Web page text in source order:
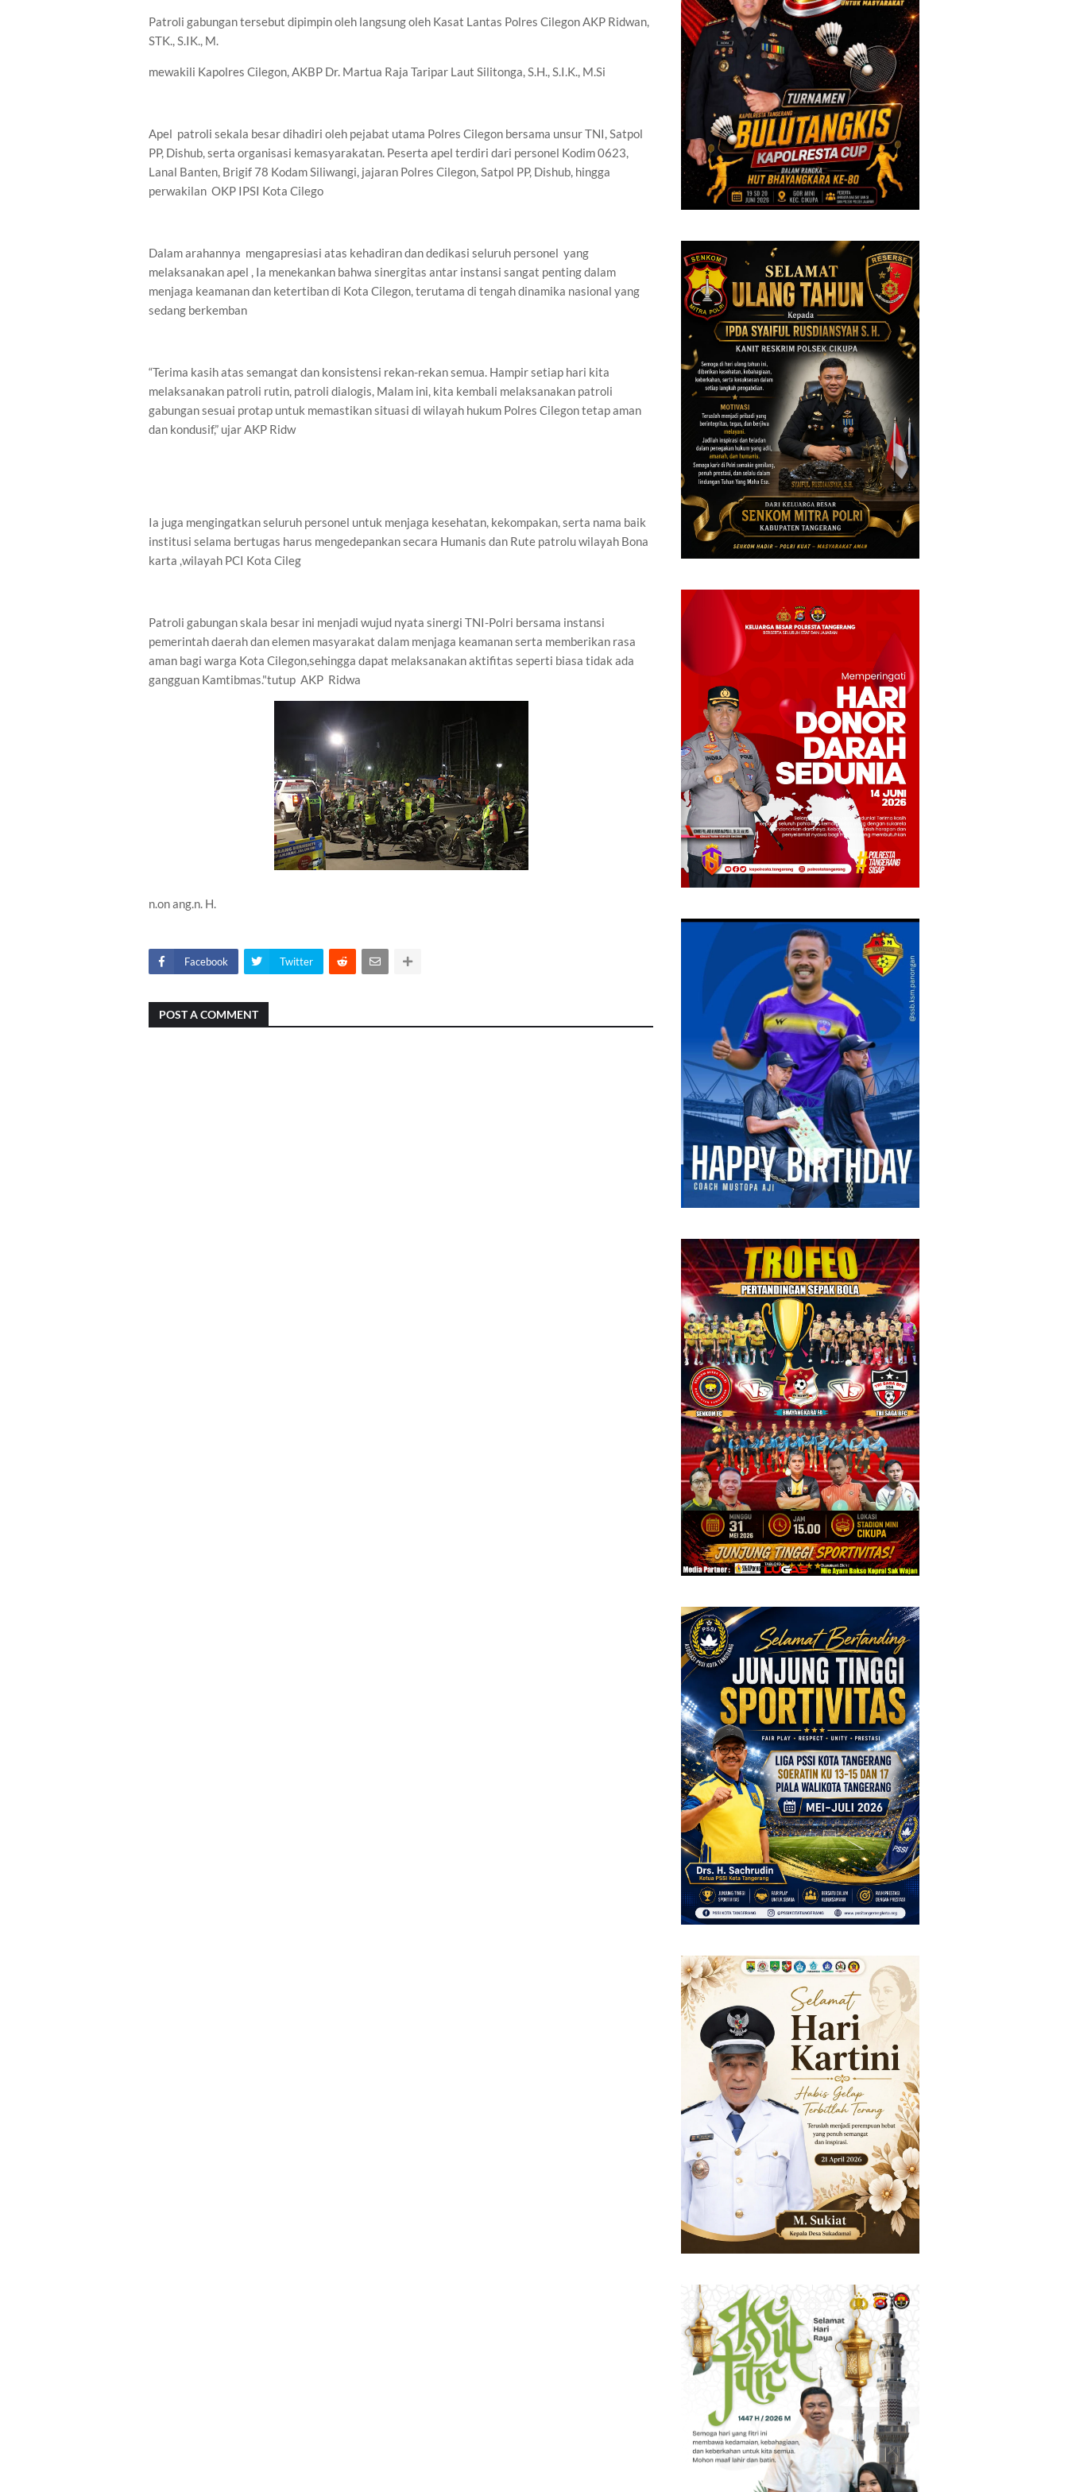
Patroli gabungan tersebut dipimpin oleh langsung oleh Kasat Lantas Polres Cilegon AKP Ridwan,
STK., S.IK., M.
mewakili Kapolres Cilegon, AKBP Dr. Martua Raja Taripar Laut Silitonga, S.H., S.I.K., M.Si
Apel patroli sekala besar dihadiri oleh pejabat utama Polres Cilegon bersama unsur TNI, Satpol
PP, Dishub, serta organisasi kemasyarakatan. Peserta apel terdiri dari personel Kodim 0623,
Lanal Banten, Brigif 78 Kodam Siliwangi, jajaran Polres Cilegon, Satpol PP, Dishub, hingga
perwakilan OKP IPSI Kota Cilego
Dalam arahannya mengapresiasi atas kehadiran dan dedikasi seluruh personel yang
melaksanakan apel , Ia menekankan bahwa sinergitas antar instansi sangat penting dalam
menjaga keamanan dan ketertiban di Kota Cilegon, terutama di tengah dinamika nasional yang
sedang berkemban
“Terima kasih atas semangat dan konsistensi rekan-rekan semua. Hampir setiap hari kita
melaksanakan patroli rutin, patroli dialogis, Malam ini, kita kembali melaksanakan patroli
gabungan sesuai protap untuk memastikan situasi di wilayah hukum Polres Cilegon tetap aman
dan kondusif,” ujar AKP Ridw
Ia juga mengingatkan seluruh personel untuk menjaga kesehatan, kekompakan, serta nama baik
institusi selama bertugas harus mengedepankan secara Humanis dan Rute patrolu wilayah Bona
karta ,wilayah PCI Kota Cileg
Patroli gabungan skala besar ini menjadi wujud nyata sinergi TNI-Polri bersama instansi
pemerintah daerah dan elemen masyarakat dalam menjaga keamanan serta memberikan rasa
aman bagi warga Kota Cilegon,sehingga dapat melaksanakan aktifitas seperti biasa tidak ada
gangguan Kamtibmas."tutup AKP Ridwa
n.on ang.n. H.
Facebook Twitter
POST A COMMENT